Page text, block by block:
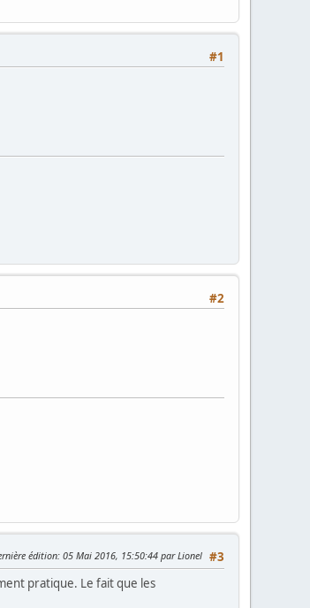
#1
#2
#3
édition: 05 Mai 2016, 15:50:44 par Lionel
pratique. Le fait que les